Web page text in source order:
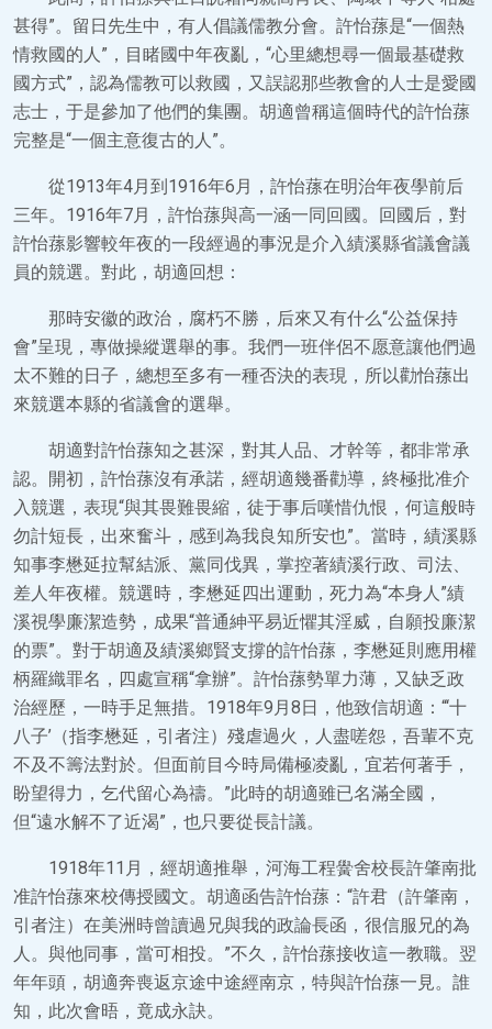
甚得”。留日先生中，有人倡議儒教分會。許怡蓀是“一個熱
情救國的人”，目睹國中年夜亂，“心里總想尋一個最基礎救
國方式”，認為儒教可以救國，又誤認那些教會的人士是愛國
志士，于是參加了他們的集團。胡適曾稱這個時代的許怡蓀
完整是“一個主意復古的人”。
從1913年4月到1916年6月，許怡蓀在明治年夜學前后
三年。1916年7月，許怡蓀與高一涵一同回國。回國后，對
許怡蓀影響較年夜的一段經過的事況是介入績溪縣省議會議
員的競選。對此，胡適回想：
那時安徽的政治，腐朽不勝，后來又有什么“公益保持
會”呈現，專做操縱選舉的事。我們一班伴侶不愿意讓他們過
太不難的日子，總想至多有一種否決的表現，所以勸怡蓀出
來競選本縣的省議會的選舉。
胡適對許怡蓀知之甚深，對其人品、才幹等，都非常承
認。開初，許怡蓀沒有承諾，經胡適幾番勸導，終極批准介
入競選，表現“與其畏難畏縮，徒于事后嘆惜仇恨，何這般時
勿計短長，出來奮斗，感到為我良知所安也”。當時，績溪縣
知事李懋延拉幫結派、黨同伐異，掌控著績溪行政、司法、
差人年夜權。競選時，李懋延四出運動，死力為“本身人”績
溪視學廉潔造勢，成果“普通紳平易近懼其淫威，自願投廉潔
的票”。對于胡適及績溪鄉賢支撐的許怡蓀，李懋延則應用權
柄羅織罪名，四處宣稱“拿辦”。許怡蓀勢單力薄，又缺乏政
治經歷，一時手足無措。1918年9月8日，他致信胡適：“‘十
八子’（指李懋延，引者注）殘虐過火，人盡嗟怨，吾輩不克
不及不籌法對於。但面前目今時局備極凌亂，宜若何著手，
盼望得力，乞代留心為禱。”此時的胡適雖已名滿全國，
但“遠水解不了近渴”，也只要從長計議。
1918年11月，經胡適推舉，河海工程黌舍校長許肇南批
准許怡蓀來校傳授國文。胡適函告許怡蓀：“許君（許肇南，
引者注）在美洲時曾讀過兄與我的政論長函，很信服兄的為
人。與他同事，當可相投。”不久，許怡蓀接收這一教職。翌
年年頭，胡適奔喪返京途中途經南京，特與許怡蓀一見。誰
知，此次會晤，竟成永訣。